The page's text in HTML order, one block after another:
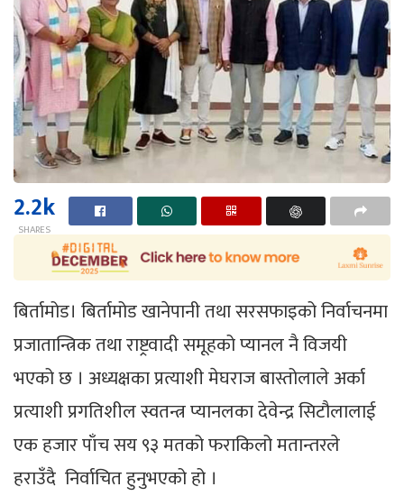
2.2k
SHARES
बिर्तामोड। बिर्तामोड खानेपानी तथा सरसफाइको निर्वाचनमा
प्रजातान्त्रिक तथा राष्ट्रवादी समूहको प्यानल नै विजयी
भएको छ । अध्यक्षका प्रत्याशी मेघराज बास्तोलाले अर्का
प्रत्याशी प्रगतिशील स्वतन्त्र प्यानलका देवेन्द्र सिटौलालाई
एक हजार पाँच सय ९३ मतको फराकिलो मतान्तरले
हराउँदै निर्वाचित हुनुभएको हो ।